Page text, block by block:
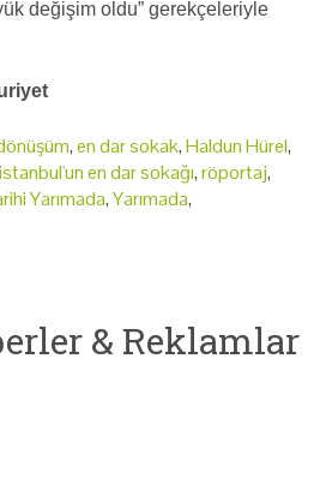
değişim oldu” gerekçeleriyle
,en dar sokak,Haldun Hürel,
istanbul'un en dar sokağı,röportaj,
Yarımada,Yarımada,
& Reklamlar